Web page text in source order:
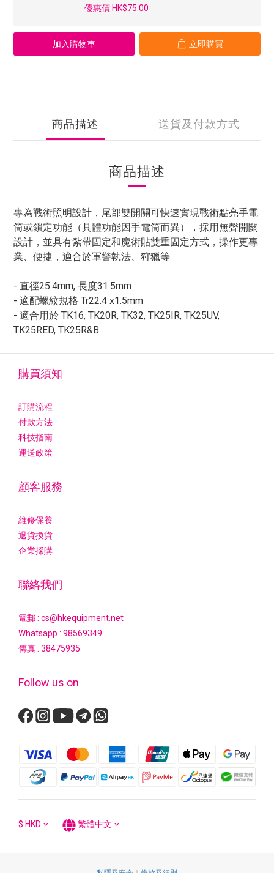
優惠價 HK$75.00
加入購物車 立即購買
商品描述 送貨及付款方式
商品描述
專為戰術照明設計，尾部雙開關可快速實現戰術點亮手電
筒或鎖定功能（具體功能因手電筒而異），採用無聲開關
設計，並具有紮帶固定和魔術貼雙重固定方式，操作更專
業、便捷，適合於軍警執法、狩獵等
- 直徑25.4mm, 長度31.5mm
- 適配螺紋規格 Tr22.4 x1.5mm
- 適合用於 TK16, TK20R, TK32, TK25IR, TK25UV,
TK25RED, TK25R&B
購買須知
訂購流程
付款方法
科技指南
運送政策
顧客服務
維修保養
退貨換貨
企業採購
聯絡我們
電郵 : cs@hkequipment.net
Whatsapp : 98569349
傳真 : 38475935
Follow us on
$ HKD 繁體中文